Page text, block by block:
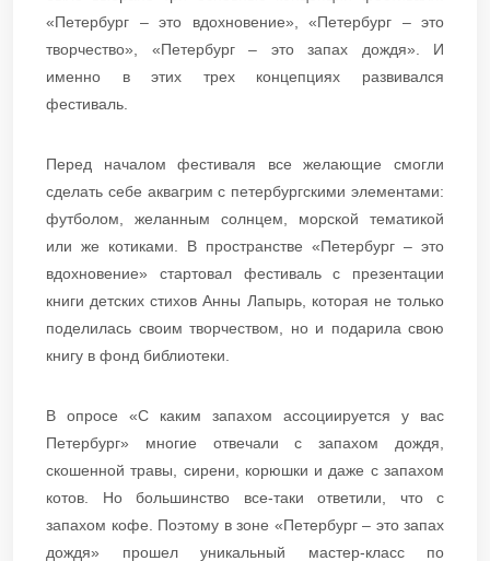
«Петербург – это вдохновение», «Петербург – это
творчество», «Петербург – это запах дождя». И
именно в этих трех концепциях развивался
фестиваль.
Перед началом фестиваля все желающие смогли
сделать себе аквагрим с петербургскими элементами:
футболом, желанным солнцем, морской тематикой
или же котиками. В пространстве «Петербург – это
вдохновение» стартовал фестиваль с презентации
книги детских стихов Анны Лапырь, которая не только
поделилась своим творчеством, но и подарила свою
книгу в фонд библиотеки.
В опросе «С каким запахом ассоциируется у вас
Петербург» многие отвечали с запахом дождя,
скошенной травы, сирени, корюшки и даже с запахом
котов. Но большинство все-таки ответили, что с
запахом кофе. Поэтому в зоне «Петербург – это запах
дождя» прошел уникальный мастер-класс по